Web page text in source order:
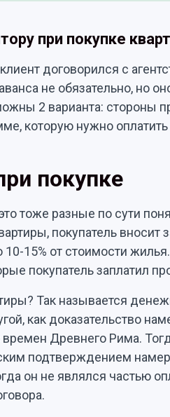
при покупке
договорился с
не обязательно, но
2 варианта: стороны
которую нужно
покупке
тоже разные по сути
покупатель вносит
15% от стоимости
покупатель заплатил
Так называется
как доказательство
времен Древнего Рима.
подтверждением
он не являлся частью